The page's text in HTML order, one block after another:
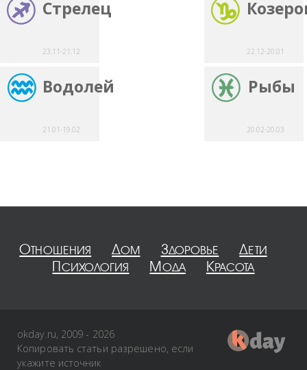
Стрелец
23.11-21.12 22.12-20.01
Водолей
21.01-19.02
Рыбы
20.02-20.03
Отношения Дом Здоровье
Дети
Психология
Мода Красота
okday.ru, 2009 - 2026
Копировать статьи разрешено, если
укажите источник